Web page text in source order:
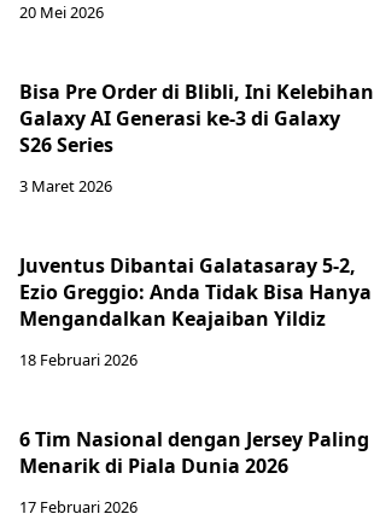
20 Mei 2026
Bisa Pre Order di Blibli, Ini Kelebihan
Galaxy AI Generasi ke-3 di Galaxy
S26 Series
3 Maret 2026
Juventus Dibantai Galatasaray 5-2,
Ezio Greggio: Anda Tidak Bisa Hanya
Mengandalkan Keajaiban Yildiz
18 Februari 2026
6 Tim Nasional dengan Jersey Paling
Menarik di Piala Dunia 2026
17 Februari 2026